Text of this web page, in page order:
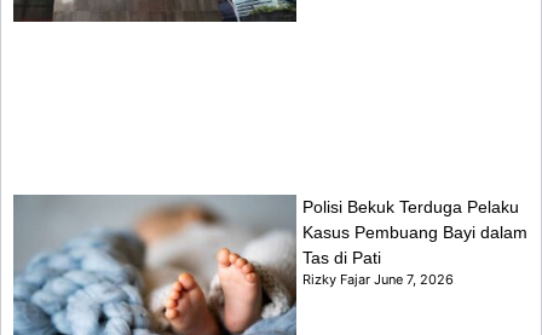
Polisi Bekuk Terduga Pelaku
Kasus Pembuang Bayi dalam
Tas di Pati
Rizky FajarJune 7, 2026